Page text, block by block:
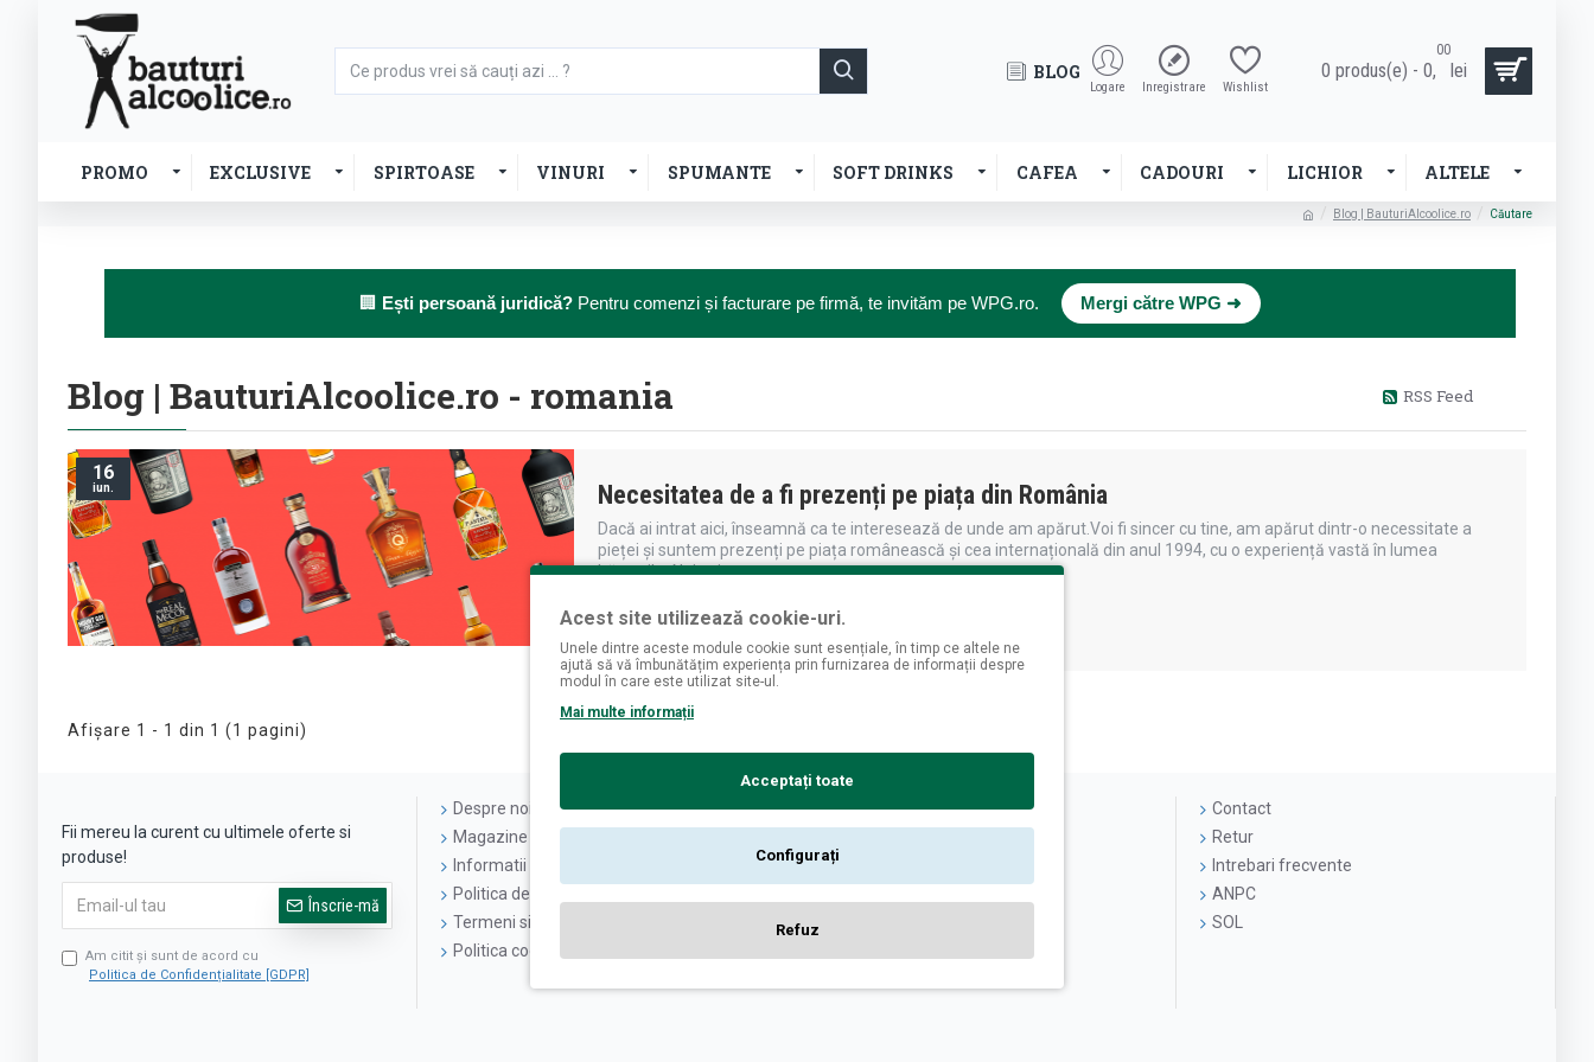
BLOG
Logare Inregistrare Wishlist
0 produs(e) - 0,
00
lei
PROMO EXCLUSIVE SPIRTOASE VINURI SPUMANTE SOFT DRINKS CAFEA CADOURI LICHIOR ALTELE
Blog | BauturiAlcoolice.ro Căutare
🏢 Ești persoană juridică? Pentru comenzi și facturare pe firmă, te invităm pe WPG.ro. Mergi către WPG ➜
Blog | BauturiAlcoolice.ro - romania RSS Feed
16
iun. Necesitatea de a fi prezenți pe piața din România
Dacă ai intrat aici, înseamnă ca te interesează de unde am apărut.Voi fi sincer cu tine, am apărut dintr-o necessitate a
pieței și suntem prezenți pe piața românească și cea internațională din anul 1994, cu o experiență vastă în lumea
băuturilor.Noi cei care ..
CITESTE MAI DEPARTE
Afişare 1 - 1 din 1 (1 pagini)
Fii mereu la curent cu ultimele oferte si
produse!
Înscrie-mă
Am citit şi sunt de acord cu
Politica de Confidențialitate [GDPR]
Despre noi
Magazine fizice
Informatii livrare
Politica de confidentialitate
Termeni si conditii
Politica cookies
Logare
Istoric Comenzi
Contact
Retur
Intrebari frecvente
ANPC
SOL
Acest site utilizează cookie-uri.
Unele dintre aceste module cookie sunt esențiale, în timp ce altele ne
ajută să vă îmbunătățim experiența prin furnizarea de informații despre
modul în care este utilizat site-ul.
Mai multe informații
Acceptați toate
Configurați
Refuz